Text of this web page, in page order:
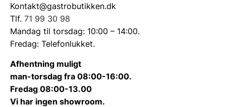
Kontakt@gastrobutikken.dk
Tlf. 71 99 30 98
Mandag til torsdag: 10:00 – 14:00.
Fredag: Telefonlukket.
Afhentning muligt
man-torsdag fra 08:00-16:00.
Fredag 08:00-13.00
Vi har ingen showroom.